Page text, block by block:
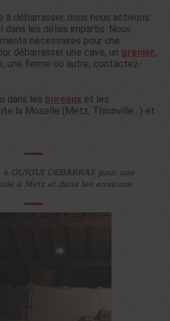
à débarrasser, nous nous activons
dans les délais impartis. Nous
nécessaires pour une
débarrasser une cave, un grenier,
une ferme ou autre, contactez-
dans les bureaux et les
la Moselle (Metz, Thionville…) et
GUIGUI DEBARRAS pour une
à Metz et dans les environs.